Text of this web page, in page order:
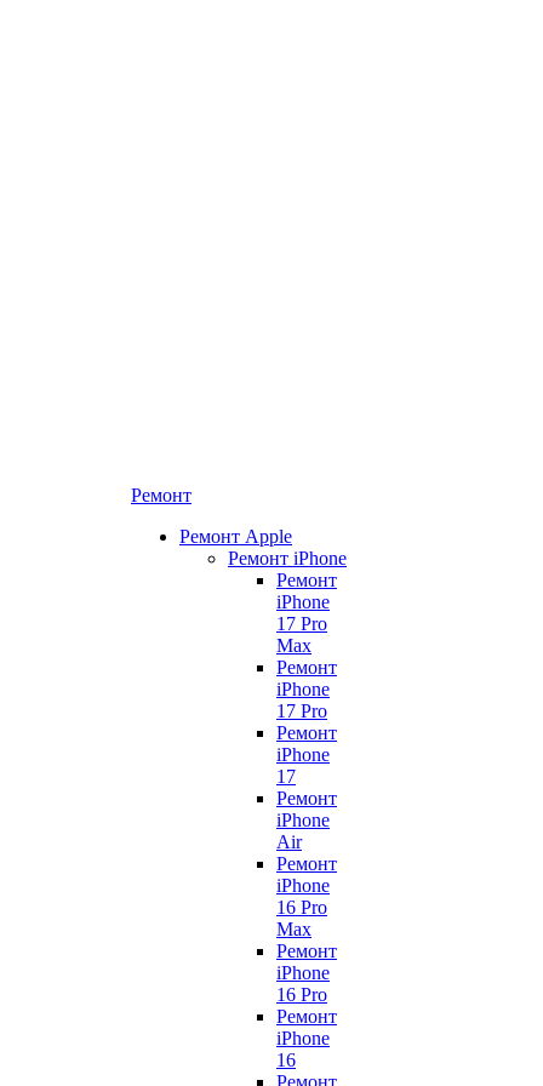
Ремонт
Ремонт Apple
Ремонт iPhone
Ремонт
iPhone
17 Pro
Max
Ремонт
iPhone
17 Pro
Ремонт
iPhone
17
Ремонт
iPhone
Air
Ремонт
iPhone
16 Pro
Max
Ремонт
iPhone
16 Pro
Ремонт
iPhone
16
Ремонт